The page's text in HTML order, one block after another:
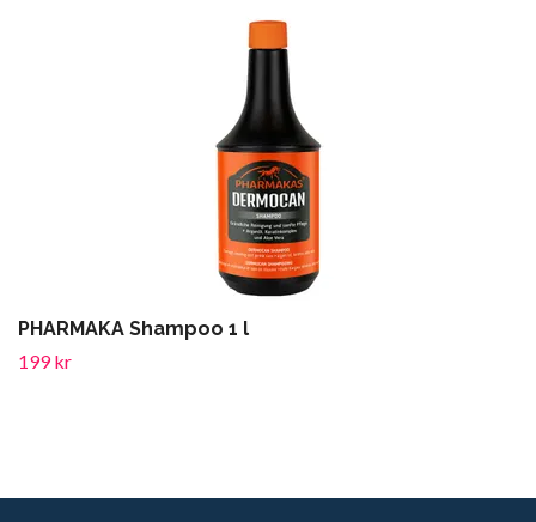
PHARMAKA Shampoo 1 l
199 kr